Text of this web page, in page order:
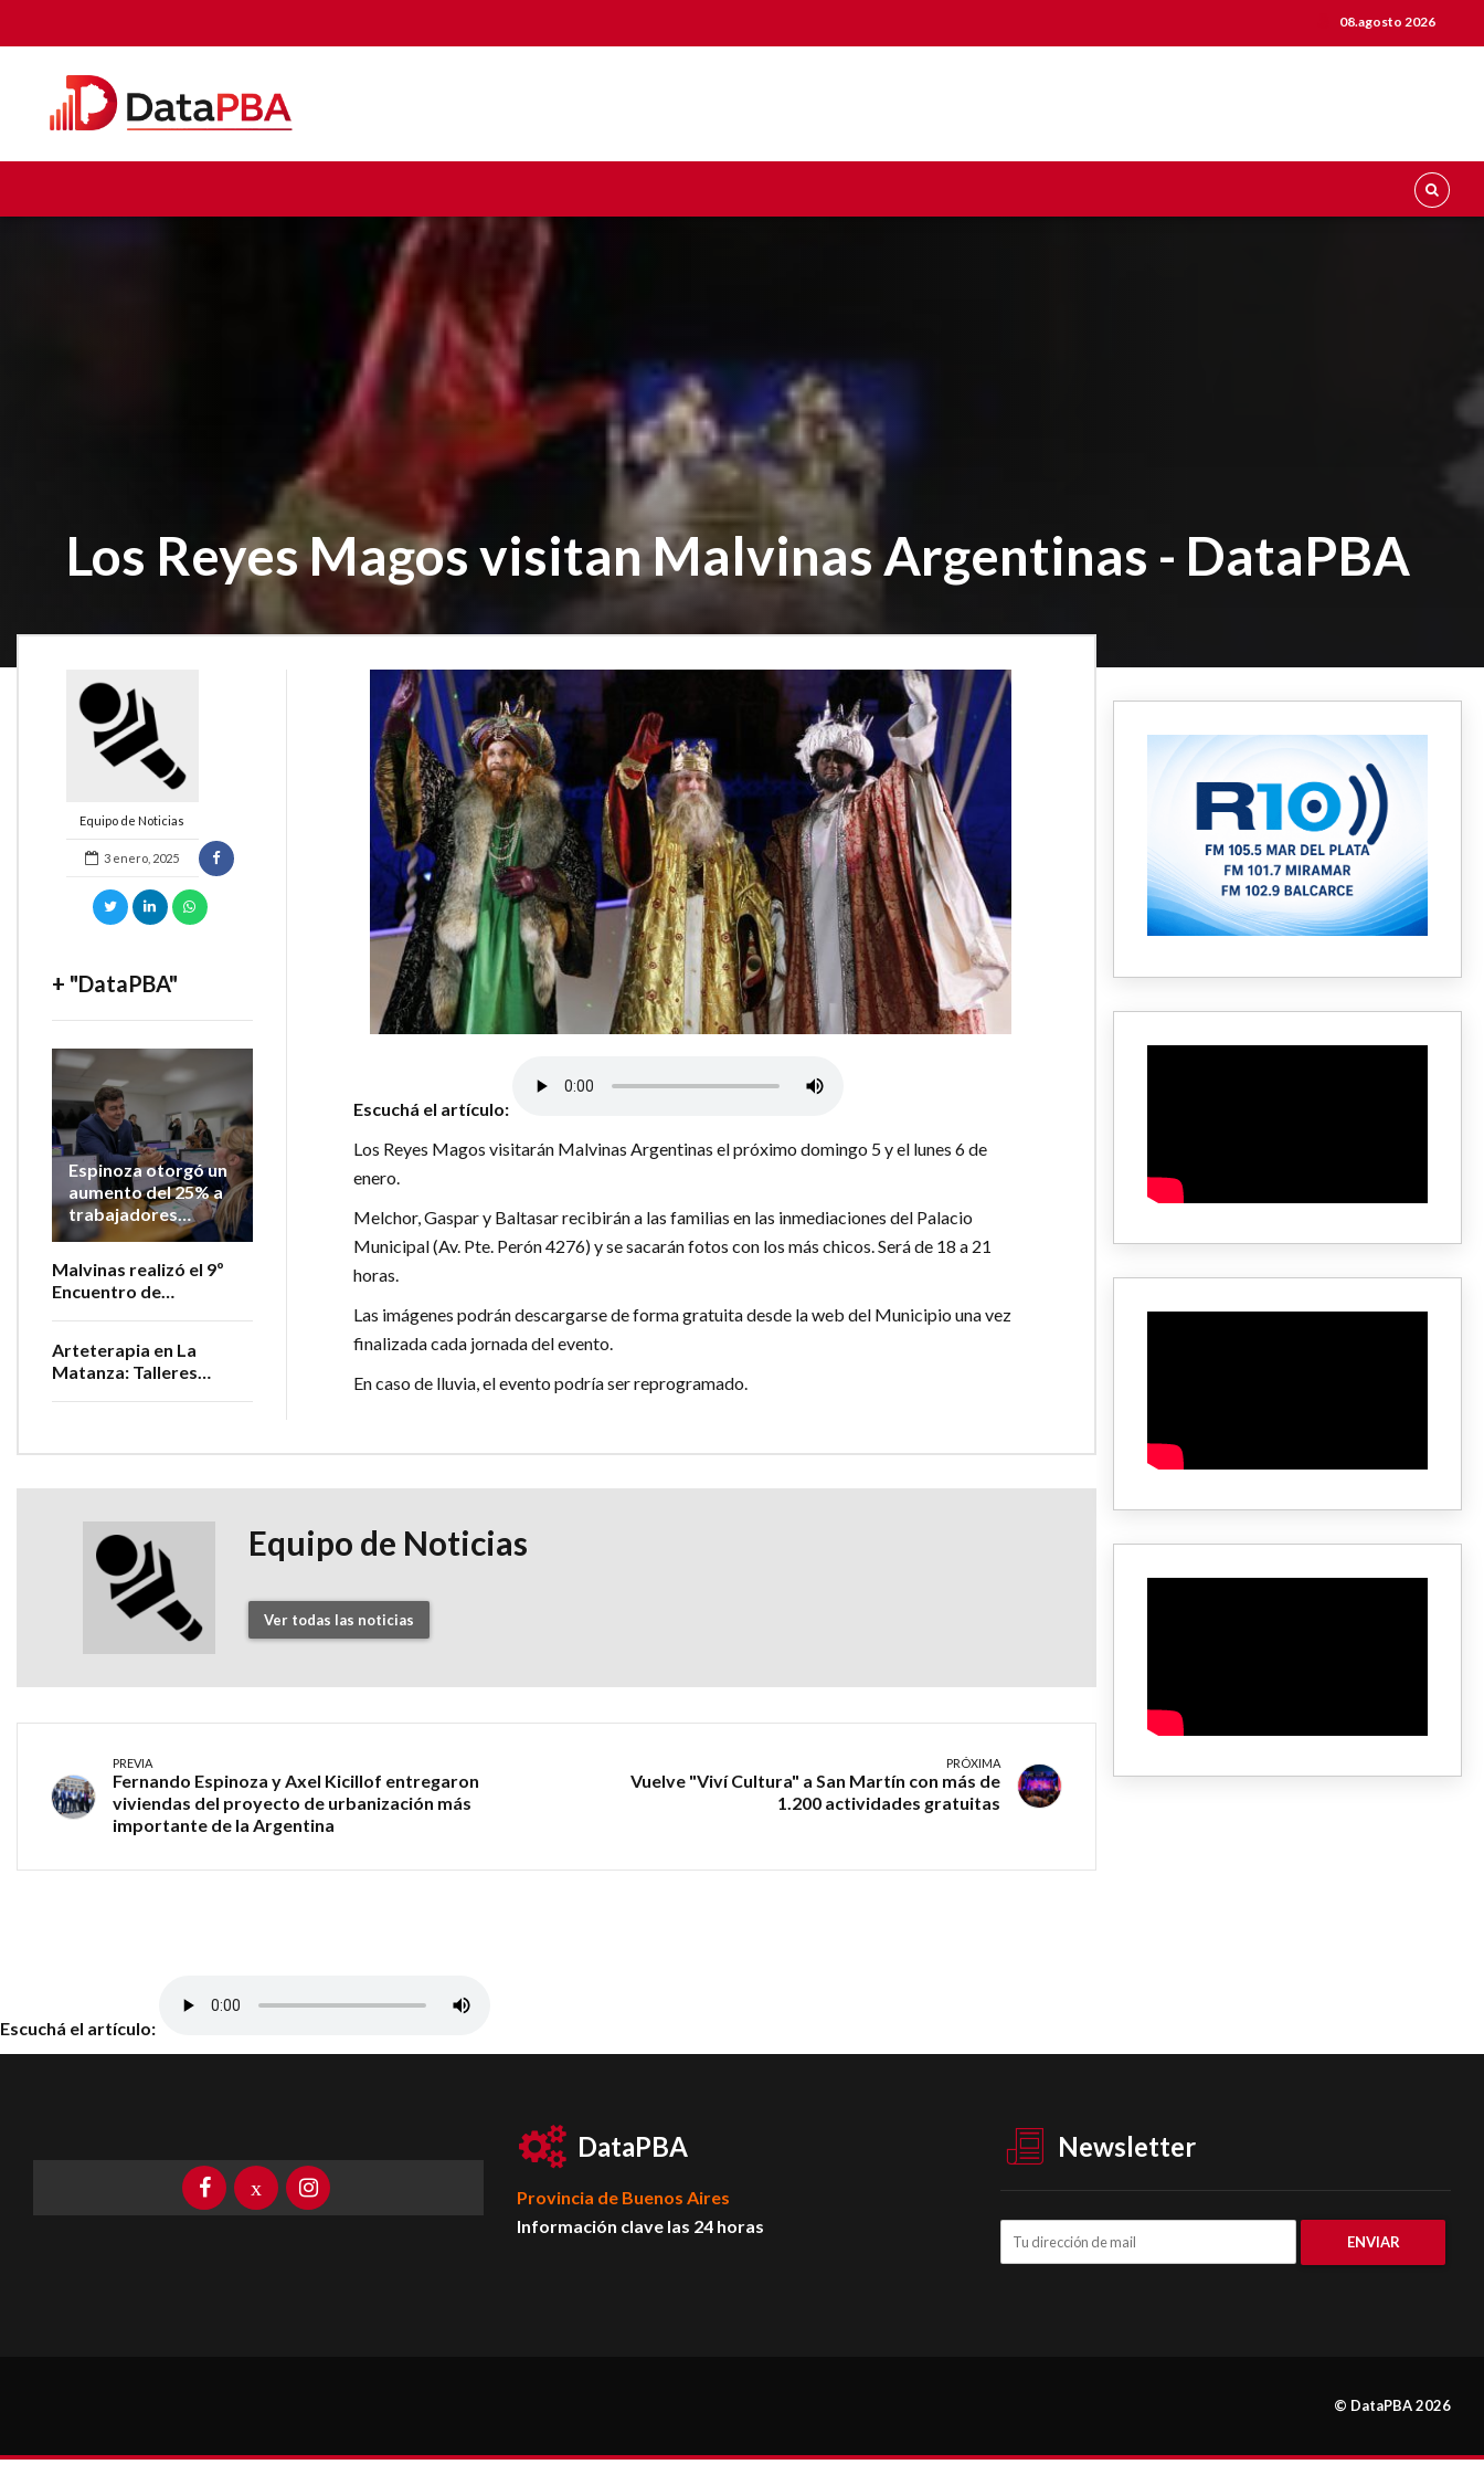
08.agosto 2026
Los Reyes Magos visitan Malvinas Argentinas - DataPBA
Equipo de Noticias
3 enero, 2025
+ "DataPBA"
Espinoza otorgó un
aumento del 25% a
trabajadores
municipales en lo
Malvinas realizó el 9º
Encuentro de
Provincia
Arteterapia en La
Matanza: Talleres
Escuchá el artículo:
Los Reyes Magos visitarán Malvinas Argentinas el próximo domingo 5 y el lunes 6 de
enero.
Melchor, Gaspar y Baltasar recibirán a las familias en las inmediaciones del Palacio
Municipal (Av. Pte. Perón 4276) y se sacarán fotos con los más chicos. Será de 18 a 21
horas.
Las imágenes podrán descargarse de forma gratuita desde la web del Municipio una vez
finalizada cada jornada del evento.
En caso de lluvia, el evento podría ser reprogramado.
Equipo de Noticias
Ver todas las noticias
PREVIA
Fernando Espinoza y Axel Kicillof entregaron
viviendas del proyecto de urbanización más
importante de la Argentina
PRÓXIMA
Vuelve "Viví Cultura" a San Martín con más de
1.200 actividades gratuitas
Escuchá el artículo:
DataPBA
Provincia de Buenos Aires
Información clave las 24 horas
Newsletter
© DataPBA 2026